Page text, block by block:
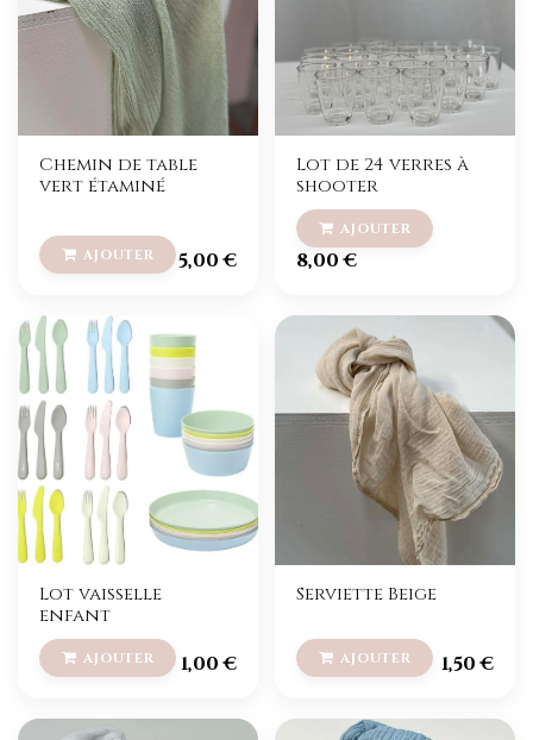
Chemin de table
vert étaminé
5,00€
Lot de 24 verres à
shooter
8,00€
Lot vaisselle
enfant
1,00€
Serviette Beige
1,50€